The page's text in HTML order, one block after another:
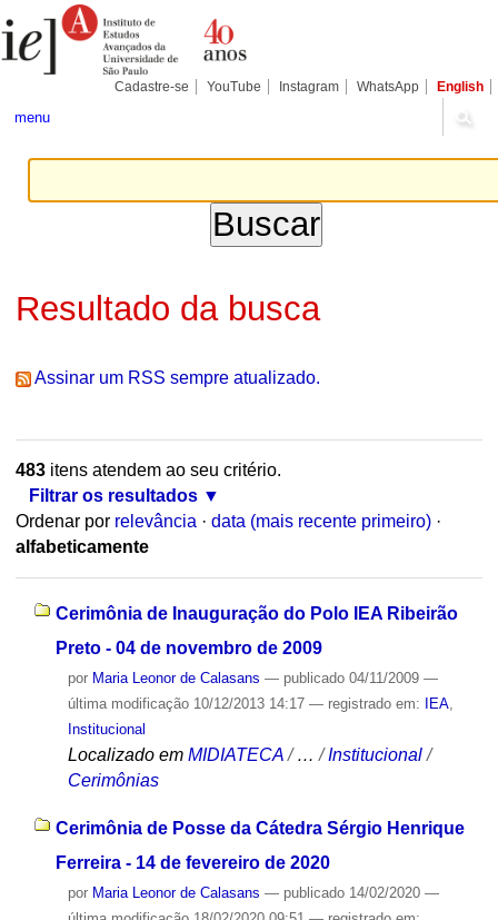
para
conteúdo.
Pessoais
Cadastre-se YouTube Instagram WhatsApp English
menu
Resultado da busca
Assinar um RSS sempre atualizado.
483itens atendem ao seu critério.
Filtrar os resultados
Ordenar por relevância · data (mais recente primeiro) ·
alfabeticamente
Cerimônia de Inauguração do Polo IEA Ribeirão
Preto - 04 de novembro de 2009
por Maria Leonor de Calasans — publicado04/11/2009 —
última modificação10/12/2013 14:17 — registrado em: IEA,
Institucional
Localizado em MIDIATECA /…/Institucional /
Cerimônias
Cerimônia de Posse da Cátedra Sérgio Henrique
Ferreira - 14 de fevereiro de 2020
por Maria Leonor de Calasans — publicado14/02/2020 —